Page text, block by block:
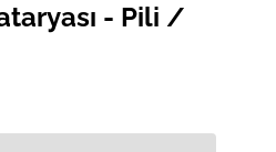
- Pili /